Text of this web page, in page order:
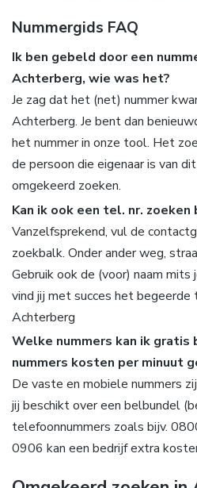
Nummergids FAQ
Ik ben gebeld door een
Achterberg, wie was het?
Je zag dat het (net) nummer
Achterberg. Je bent dan
het nummer in onze tool. Het
de persoon die eigenaar is van
omgekeerd zoeken.
Kan ik ook een tel. nr.
Vanzelfsprekend, vul de
zoekbalk. Onder ander weg,
Gebruik ook de (voor) naam
vind jij met succes het
Achterberg
Welke nummers kan ik
nummers kosten per minuut
De vaste en mobiele nummers
jij beschikt over een belbundel
telefoonnummers zoals bijv.
0906 kan een bedrijf extra